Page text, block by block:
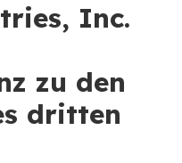
Inc.
zu den
dritten